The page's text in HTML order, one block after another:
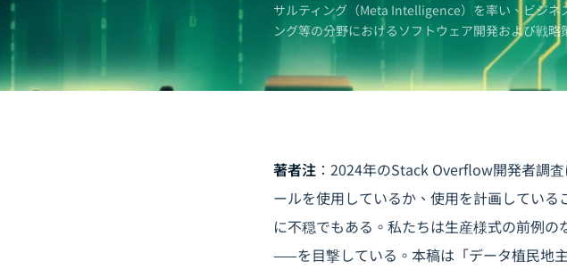
サルティング（Meta Intelligence）を率い、ビジ
ング等の分野におけるソフトウェア開発および戦略
著者注 ：2024年のStack Overflow開発者調
ールを使用しているか、使用を計画してい
に不穏でもある。私たちは生産様式の前例
——を目撃している。本稿は「データ植民地